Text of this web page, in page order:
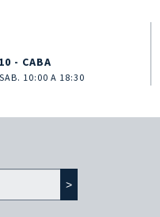
- CABA
10:00 A 18:30